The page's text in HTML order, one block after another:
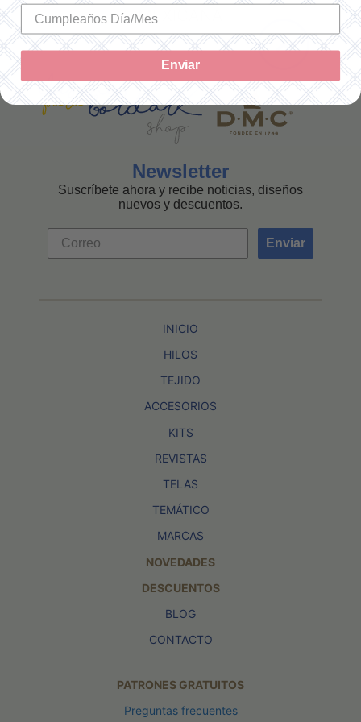
MEXICANA
Newsletter
Suscríbete ahora y recibe noticias, diseños
nuevos y descuentos.
Enviar
INICIO
HILOS
TEJIDO
ACCESORIOS
KITS
REVISTAS
TELAS
TEMÁTICO
MARCAS
NOVEDADES
DESCUENTOS
BLOG
CONTACTO
PATRONES GRATUITOS
Preguntas frecuentes
Enviar